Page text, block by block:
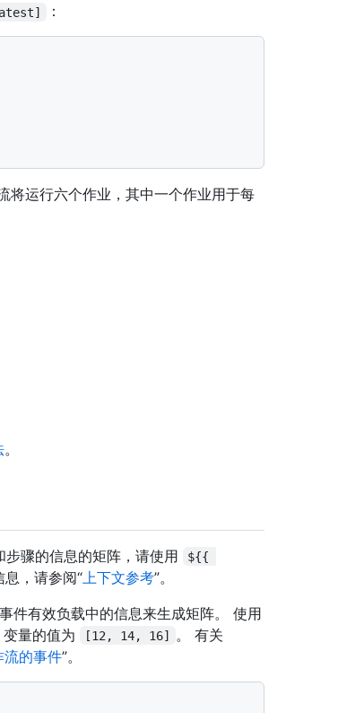
：
将运行六个作业，其中一个作业用于每
。
骤的信息的矩阵，请使用
${{
，请参阅“ 上下文参考”。
事件有效负载中的信息来生成矩阵。 使用
变量的值为 [12, 14, 16] 。 有关
流的事件”。